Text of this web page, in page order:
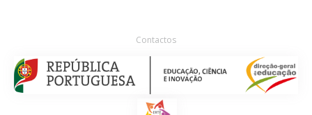
Contactos